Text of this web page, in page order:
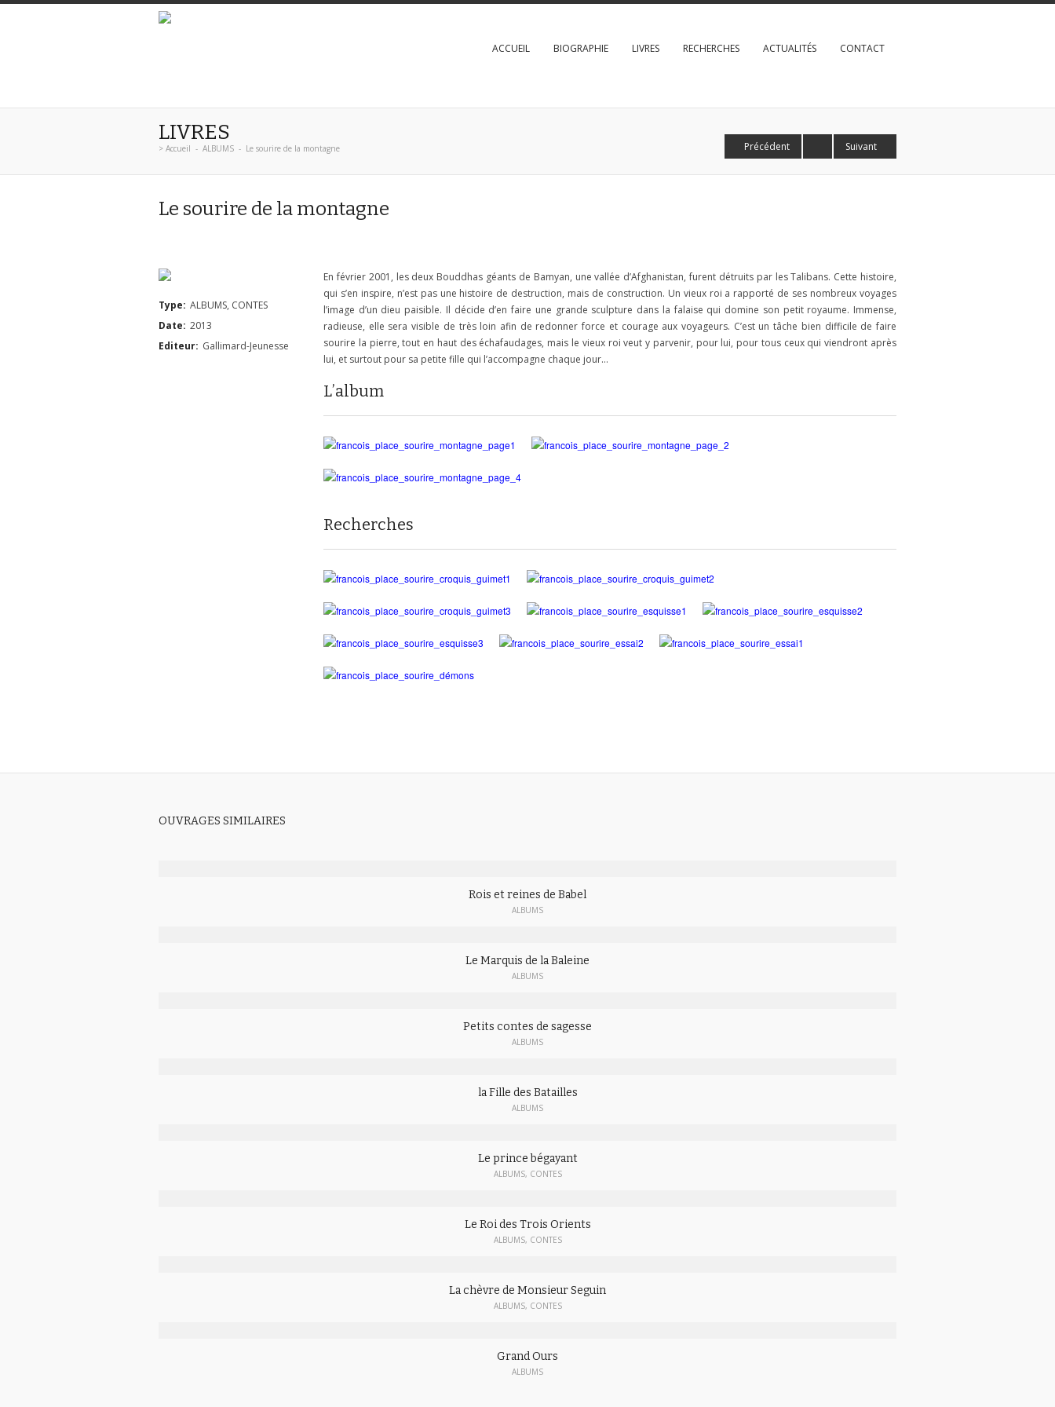
ACCUEIL BIOGRAPHIE LIVRES RECHERCHES ACTUALITÉS CONTACT
LIVRES
> Accueil - ALBUMS - Le sourire de la montagne Précédent Suivant
Le sourire de la montagne
Type: ALBUMS, CONTES
Date: 2013
Editeur: Gallimard-Jeunesse
En février 2001, les deux Bouddhas géants de Bamyan, une vallée d’Afghanistan, furent détruits par les Talibans. Cette histoire,
qui s’en inspire, n’est pas une histoire de destruction, mais de construction. Un vieux roi a rapporté de ses nombreux voyages
l’image d’un dieu paisible. Il décide d’en faire une grande sculpture dans la falaise qui domine son petit royaume. Immense,
radieuse, elle sera visible de très loin afin de redonner force et courage aux voyageurs. C’est un tâche bien difficile de faire
sourire la pierre, tout en haut des échafaudages, mais le vieux roi veut y parvenir, pour lui, pour tous ceux qui viendront après
lui, et surtout pour sa petite fille qui l’accompagne chaque jour…
L’album
Recherches
OUVRAGES SIMILAIRES
Rois et reines de Babel
ALBUMS
Le Marquis de la Baleine
ALBUMS
Petits contes de sagesse
ALBUMS
la Fille des Batailles
ALBUMS
Le prince bégayant
ALBUMS, CONTES
Le Roi des Trois Orients
ALBUMS, CONTES
La chèvre de Monsieur Seguin
ALBUMS, CONTES
Grand Ours
ALBUMS